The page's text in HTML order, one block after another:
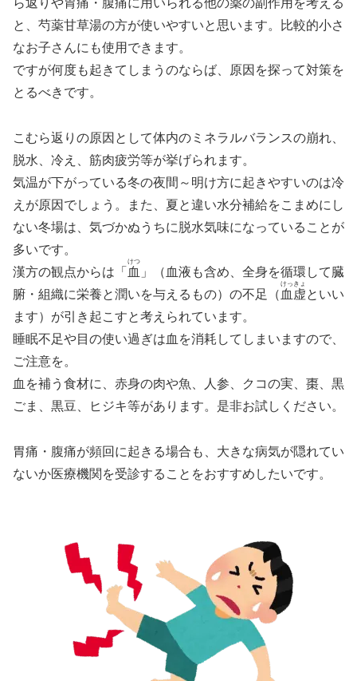
ら返りや胃痛・腹痛に用いられる他の薬の副作用を考える
と、芍薬甘草湯の方が使いやすいと思います。比較的小さ
なお子さんにも使用できます。
ですが何度も起きてしまうのならば、原因を探って対策を
とるべきです。
こむら返りの原因として体内のミネラルバランスの崩れ、
脱水、冷え、筋肉疲労等が挙げられます。
気温が下がっている冬の夜間～明け方に起きやすいのは冷
えが原因でしょう。また、夏と違い水分補給をこまめにし
ない冬場は、気づかぬうちに脱水気味になっていることが
多いです。
漢方の観点からは「 血
けつ
」（血液も含め、全身を循環して臓
腑・組織に栄養と潤いを与えるもの）の不足（ 血虚
けっきょ
といい
ます）が引き起こすと考えられています。
睡眠不足や目の使い過ぎは血を消耗してしまいますので、
ご注意を。
血を補う食材に、赤身の肉や魚、人参、クコの実、棗、黒
ごま、黒豆、ヒジキ等があります。是非お試しください。
胃痛・腹痛が頻回に起きる場合も、大きな病気が隠れてい
ないか医療機関を受診することをおすすめしたいです。